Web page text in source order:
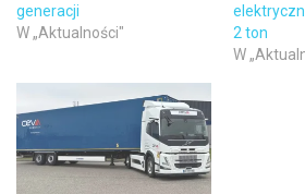
generacji
W „Aktualności"
2 ton
W